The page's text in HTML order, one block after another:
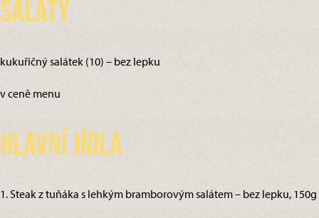
Saláty
kukuřičný salátek (10) – bez lepku
v ceně menu
Hlavní jídla
1. Steak z tuňáka s lehkým bramborovým salátem – bez lepku, 150g